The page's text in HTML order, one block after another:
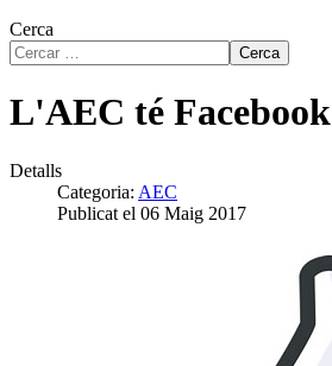
Cerca
Cerca
L'AEC té
Detalls
Categoria: AEC
Publicat el 06 Maig 2017